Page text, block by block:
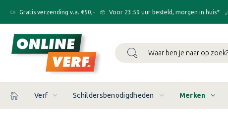
Gratis verzending v.a. €50,- Voor 23:59 uur besteld, morgen in huis*
Zoeken
Verf Schildersbenodigdheden Merken